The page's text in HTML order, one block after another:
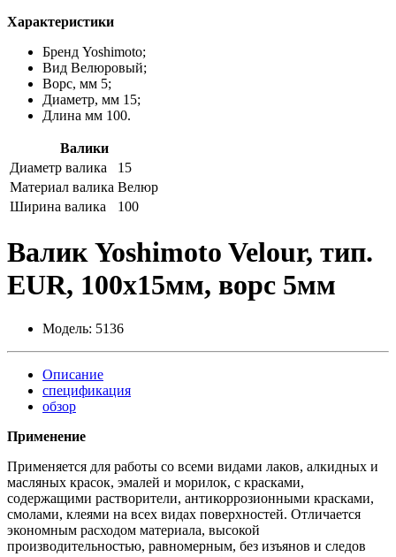
Характеристики
Бренд Yoshimoto;
Вид Велюровый;
Ворс, мм 5;
Диаметр, мм 15;
Длина мм 100.
Валики
Диаметр валика
15
Материал валика Велюр
Ширина валика
100
Валик Yoshimoto Velour, тип.
EUR, 100х15мм, ворс 5мм
Модель: 5136
Описание
спецификация
обзор
Применение
Применяется для работы со всеми видами лаков, алкидных и
масляных красок, эмалей и морилок, с красками,
содержащими растворители, антикоррозионными красками,
смолами, клеями на всех видах поверхностей. Отличается
экономным расходом материала, высокой
производительностью, равномерным, без изъянов и следов